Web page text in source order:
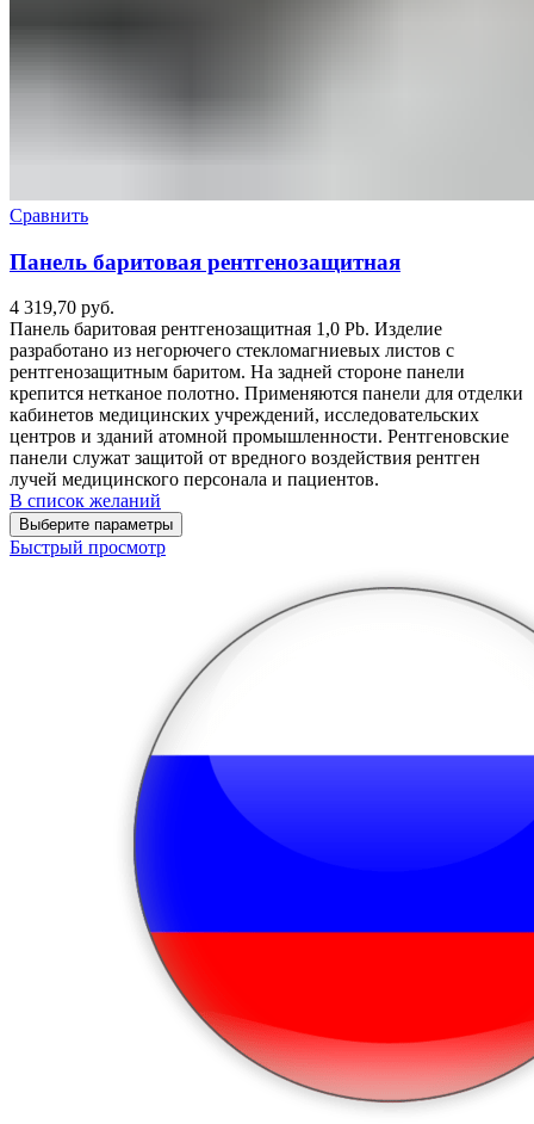
Сравнить
Панель баритовая рентгенозащитная
4 319,70 руб.
Панель баритовая рентгенозащитная 1,0 Pb. Изделие
разработано из негорючего стекломагниевых листов с
рентгенозащитным баритом. На задней стороне панели
крепится нетканое полотно. Применяются панели для отделки
кабинетов медицинских учреждений, исследовательских
центров и зданий атомной промышленности. Рентгеновские
панели служат защитой от вредного воздействия рентген
лучей медицинского персонала и пациентов.
В список желаний
Выберите параметры
Быстрый просмотр